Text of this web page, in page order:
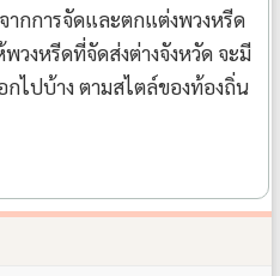
ากการจัดและตกแต่งพวงหรีด
วงหรีดที่จัดส่งต่างจังหวัด จะมี
ไปบ้าง ตามสไตล์ของท้องถิ่น